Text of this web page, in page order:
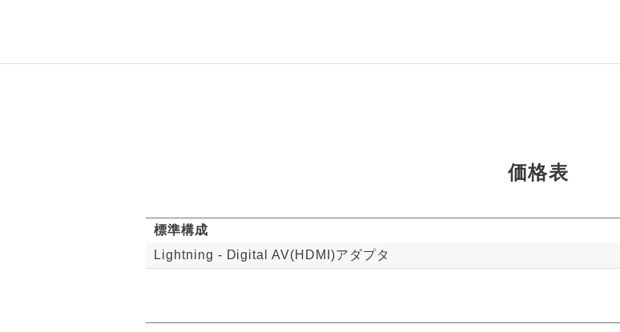
価格表
標準構成
Lightning - Digital AV(HDMI)アダプタ